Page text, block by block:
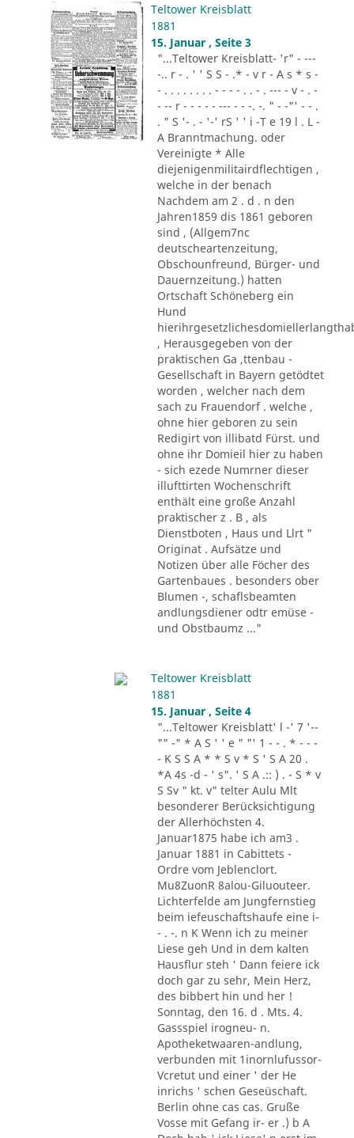
Teltower Kreisblatt
1881
15. Januar , Seite 3
"...Teltower Kreisblatt- 'r" - ---
-.. r - . ' ' S S - .* - v r - A s * s -
- . . . . . . . . - - - - . . - . --- - v - . -
- -- r - - - - - --- - - -. -. " - -"' - - .
. " S '- . - '-' rS ' ' i -T e 19 l . L -
A Branntmachung. oder
Vereinigte * Alle
diejenigenmilitairdflechtigen ,
welche in der benach
Nachdem am 2 . d . n den
Jahren1859 dis 1861 geboren
sind , (Allgem7nc
deutscheartenzeitung,
Obschounfreund, Bürger- und
Dauernzeitung.) hatten
Ortschaft Schöneberg ein
Hund
, Herausgegeben von der
praktischen Ga ,ttenbau -
Gesellschaft in Bayern getödtet
worden , welcher nach dem
sach zu Frauendorf . welche ,
ohne hier geboren zu sein
Redigirt von illibatd Fürst. und
ohne ihr Domieil hier zu haben
- sich ezede Numrner dieser
illufttirten Wochenschrift
enthält eine große Anzahl
praktischer z . B , als
Dienstboten , Haus und Llrt "
Originat . Aufsätze und
Notizen über alle Föcher des
Gartenbaues . besonders ober
Blumen -, schaflsbeamten
andlungsdiener odtr emüse -
und Obstbaumz ..."
Teltower Kreisblatt
1881
15. Januar , Seite 4
"...Teltower Kreisblatt' l -' 7 '--
"" -" * A S ' ' e " "' 1 - - . * - - -
- K S S A * * S v * S ' S A 20 .
*A 4s -d - ' s". ' S A .:: ) . - S * v
S Sv " kt. v" telter Aulu Mlt
besonderer Berücksichtigung
der Allerhöchsten 4.
Januar1875 habe ich am3 .
Januar 1881 in Cabittets -
Ordre vom Jeblenclort.
Mu8ZuonR 8alou-Giluouteer.
Lichterfelde am Jungfernstieg
beim iefeuschaftshaufe eine i-
- . -. n K Wenn ich zu meiner
Liese geh Und in dem kalten
Hausflur steh ' Dann feiere ick
doch gar zu sehr, Mein Herz,
des bibbert hin und her !
Sonntag, den 16. d . Mts. 4.
Gassspiel irogneu- n.
Apotheketwaaren-andlung,
verbunden mit 1inornlufussor-
Vcretut und einer ' der He
inrichs ' schen Geseüschaft.
Berlin ohne cas cas. Gruße
Vosse mit Gefang ir- er .) b A